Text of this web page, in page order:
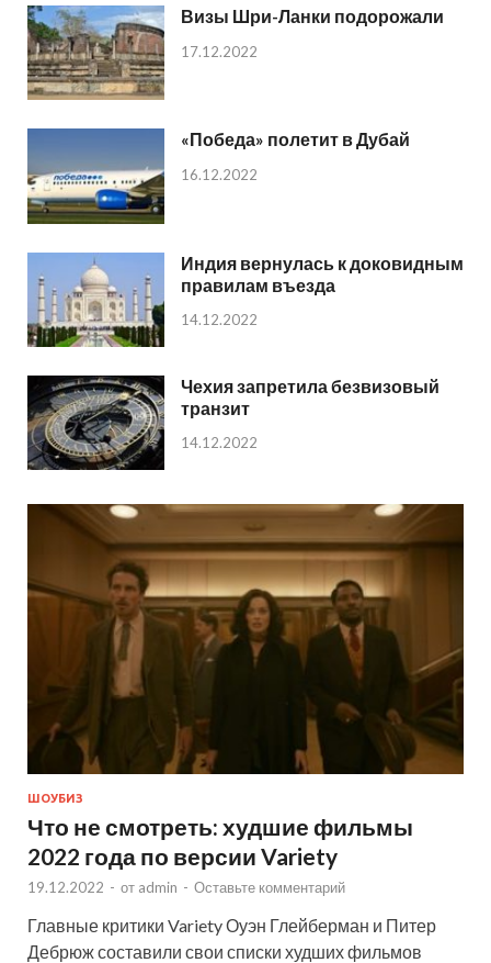
Визы Шри-Ланки подорожали
17.12.2022
«Победа» полетит в Дубай
16.12.2022
Индия вернулась к доковидным
правилам въезда
14.12.2022
Чехия запретила безвизовый
транзит
14.12.2022
ШОУБИЗ
Что не смотреть: худшие фильмы
2022 года по версии Variety
19.12.2022 - от admin - Оставьте комментарий
Главные критики Variety Оуэн Глейберман и Питер
Дебрюж составили свои списки худших фильмов